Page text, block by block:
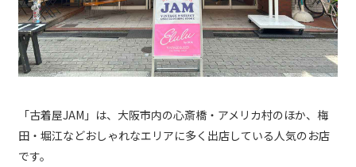
「古着屋JAM」は、大阪市内の心斎橋・アメリカ村のほか、梅
田・堀江などおしゃれなエリアに多く出店している人気のお店
です。